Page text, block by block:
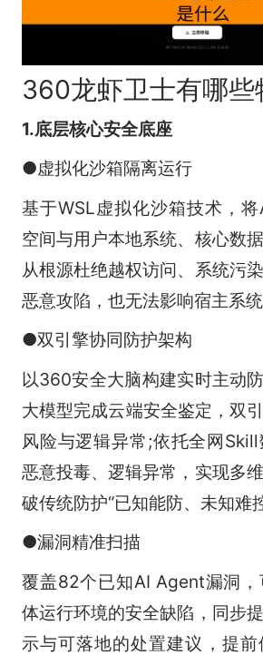
360龙虾卫士有哪些
1.底层核心安全底座
●虚拟化沙箱隔离运行
基于WSL虚拟化沙箱技术，
空间与用户本地系统、核心数
从根源杜绝越权访问、系统污
恶意攻陷，也无法影响宿主系统
●双引擎协同防护架构
以360安全大脑构建实时主动
大模型完成云端安全鉴定，双
风险与逻辑异常;依托全网
恶意投毒、逻辑异常，实现多
破传统防护“已知能防、未知难
●漏洞精准扫描
覆盖82个已知AI Agent漏洞
体运行环境的安全缺陷，同步
示与可落地的处置建议，提